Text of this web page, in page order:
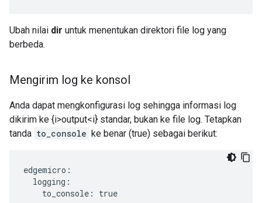
Ubah nilai dir untuk menentukan direktori file log yang
berbeda.
Mengirim log ke konsol
Anda dapat mengkonfigurasi log sehingga informasi log
dikirim ke {i>output<i} standar, bukan ke file log. Tetapkan
tanda to_console ke benar (true) sebagai berikut:
edgemicro:
  logging:
    to_console: true